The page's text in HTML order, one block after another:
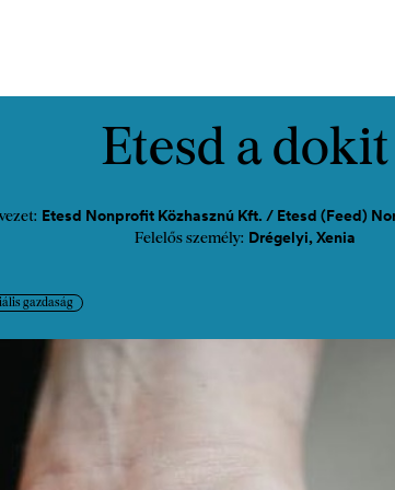
Etesd a dokit
Etesd Nonprofit Közhasznú Kft. / Etesd (Feed)
Felelős személy: Drégelyi, Xenia
gazdaság